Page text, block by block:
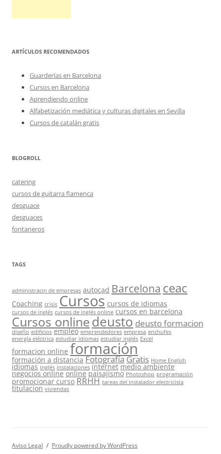
ARTÍCULOS RECOMENDADOS
Guarderías en Barcelona
Cursos en Barcelona
Aprendiendo online
Alfabetización mediática y culturas digitales en Sevilla
Cursos de catalán gratis
BLOGROLL
catering
cursos de guitarra flamenca
desguace
desguaces
fontaneros
TAGS
administracin de empresas autocad Barcelona ceac
Coaching crisis Cursos cursos de idiomas
cursos de inglés cursos de inglés online cursos en barcelona
Cursos onlinedeusto deusto formacion
diseño edificios empleo emprendedores empresa enchufes
energía eléctrica estudiar idiomas estudiar inglés Excel
formacion online formación
formación a distancia FotografíaGratis Home English
idiomas inglés instalaciones internet medio ambiente
negocios online online paisajismo Photoshop programación
promocionar curso RRHH tareas del instalador electricista
titulacion viviendas
Aviso Legal Proudly powered by WordPress